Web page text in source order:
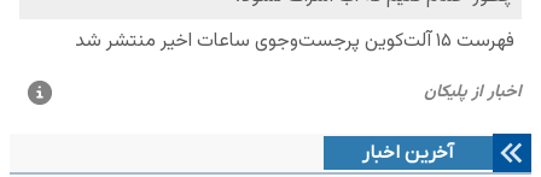
آخرین اخبار